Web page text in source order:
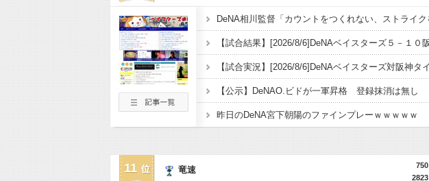
【公示】DeNAO.ビドが一軍昇格 登録抹消は無し
昨日のDeNA宮下朝陽のファインプレーｗｗｗｗｗ
11
750
2823
竜速